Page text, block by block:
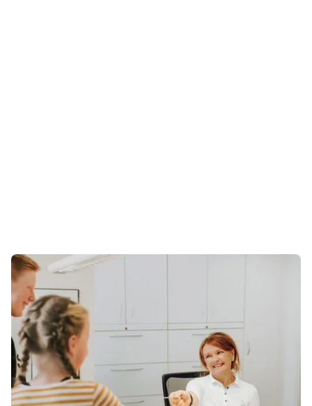
So erreichen Sie uns
Während unserer Sprechzeiten können Sie uns telefonisch
erreichen. Gerne können Sie uns auch eine E-Mail
schreiben. Wir melden uns so schnell wie möglich bei
Ihnen zurück.